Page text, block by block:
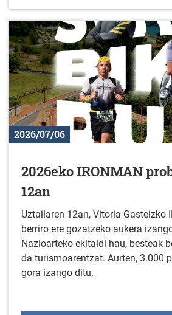
2026/07/06
2026eko IRONMAN
12an
Uztailaren 12an, Vitoria-Gasteizko
berriro ere gozatzeko aukera
Nazioarteko ekitaldi hau, besteak
da turismoarentzat. Aurten, 3.000
gora izango ditu.